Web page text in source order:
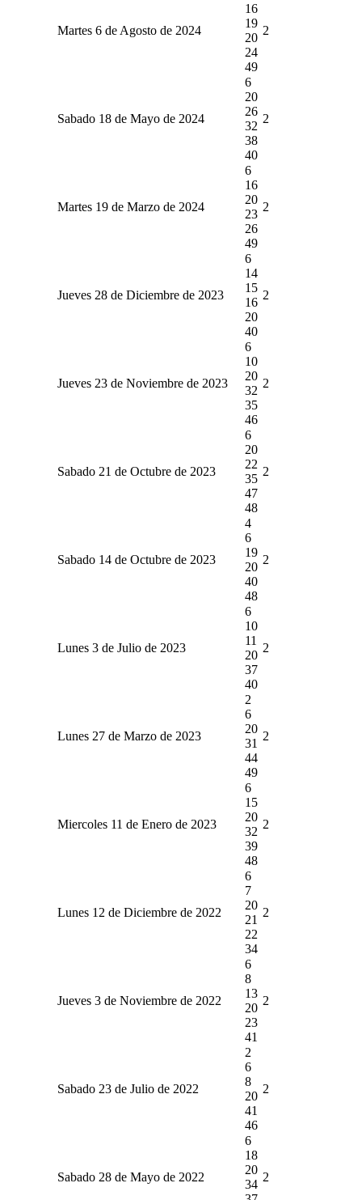
Martes 6 de Agosto de 2024
16
19
20
24
49
2
Sabado 18 de Mayo de 2024
6
20
26
32
38
40
2
Martes 19 de Marzo de 2024
6
16
20
23
26
49
2
Jueves 28 de Diciembre de 2023
6
14
15
16
20
40
2
Jueves 23 de Noviembre de 2023
6
10
20
32
35
46
2
Sabado 21 de Octubre de 2023
6
20
22
35
47
48
2
Sabado 14 de Octubre de 2023
4
6
19
20
40
48
2
Lunes 3 de Julio de 2023
6
10
11
20
37
40
2
Lunes 27 de Marzo de 2023
2
6
20
31
44
49
2
Miercoles 11 de Enero de 2023
6
15
20
32
39
48
2
Lunes 12 de Diciembre de 2022
6
7
20
21
22
34
2
Jueves 3 de Noviembre de 2022
6
8
13
20
23
41
2
Sabado 23 de Julio de 2022
2
6
8
20
41
46
2
Sabado 28 de Mayo de 2022
6
18
20
34
2